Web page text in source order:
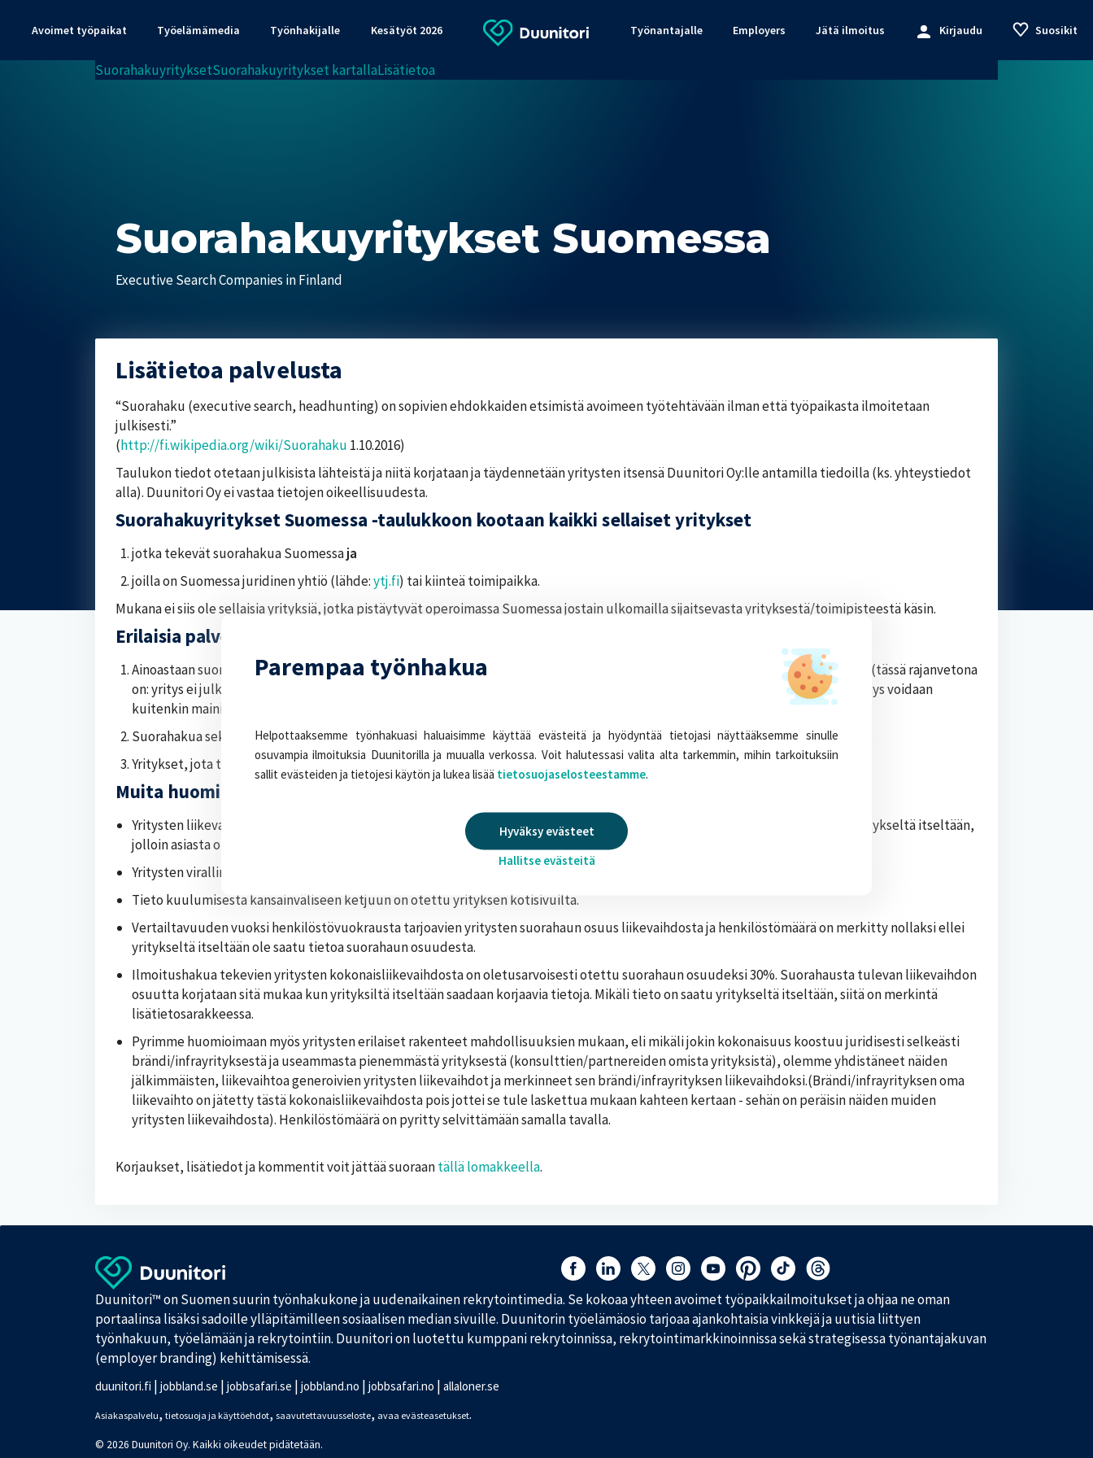
Avoimet työpaikat Työelämämedia Työnhakijalle Kesätyöt 2026 Työnantajalle Employers Jätä ilmoitus Kirjaudu Suosikit
SuorahakuyrityksetSuorahakuyritykset kartallaLisätietoa
Suorahakuyritykset Suomessa
Executive Search Companies in Finland
Lisätietoa palvelusta
“Suorahaku (executive search, headhunting) on sopivien ehdokkaiden etsimistä avoimeen työtehtävään ilman että työpaikasta ilmoitetaan
julkisesti.”
(http://fi.wikipedia.org/wiki/Suorahaku 1.10.2016)
Taulukon tiedot otetaan julkisista lähteistä ja niitä korjataan ja täydennetään yritysten itsensä Duunitori Oy:lle antamilla tiedoilla (ks. yhteystiedot
alla). Duunitori Oy ei vastaa tietojen oikeellisuudesta.
Suorahakuyritykset Suomessa -taulukkoon kootaan kaikki sellaiset yritykset
jotka tekevät suorahakua Suomessaja
joilla on Suomessa juridinen yhtiö (lähde:ytj.fi) tai kiinteä toimipaikka.
Mukana ei siis ole sellaisia yrityksiä, jotka pistäytyvät operoimassa Suomessa jostain ulkomailla sijaitsevasta yrityksestä/toimipisteestä käsin.
Erilaisia palveluja tarjoavat yritykset on merkitty taulukkoon erilaisilla symboleilla:
Ainoastaan suorahakuun ja siihen liittyvään ylimmän johdon konsultointiin keskittyvät yritykset on merkitty tähtäimen kuvalla (tässä rajanvetona
on: yritys ei julkaise ilmoituksia kotisivuillaan eikä esimerkiksi lehdissä omalla logollaan tai omalla yritys/kauppanimellään - yritys voidaan
kuitenkin mainita asiakkaan ilmoituksessa hakemuksia vastaanottavana tahona).
Suorahakua sekä ilmoitushakua ja/tai merkittävissä määrin testauspalveluja tarjoavat yritykset on merkitty megafonin kuvalla.
Yritykset, jota tarjoavat edellisten lisäksi henkilövuokrausta, on merkitty ihmisen kuvalla.
Muita huomioita tiedoista:
Yritysten liikevaihto on otettu tuoreimmasta tilinpäätöksestä, samoin henkilöstömäärä (lähde:
) tai ne on saatu yritykseltä itseltään,
jolloin asiasta on mainittu lisätietokentässä.
Yritysten virallinen nimi on otettu Kaupparekisteristä (
Tieto kuulumisesta kansainväliseen ketjuun on otettu yrityksen kotisivuilta.
Vertailtavuuden vuoksi henkilöstövuokrausta tarjoavien yritysten suorahaun osuus liikevaihdosta ja henkilöstömäärä on merkitty nollaksi ellei
yritykseltä itseltään ole saatu tietoa suorahaun osuudesta.
Ilmoitushakua tekevien yritysten kokonaisliikevaihdosta on oletusarvoisesti otettu suorahaun osuudeksi 30%. Suorahausta tulevan liikevaihdon
osuutta korjataan sitä mukaa kun yrityksiltä itseltään saadaan korjaavia tietoja. Mikäli tieto on saatu yritykseltä itseltään, siitä on merkintä
lisätietosarakkeessa.
Pyrimme huomioimaan myös yritysten erilaiset rakenteet mahdollisuuksien mukaan, eli mikäli jokin kokonaisuus koostuu juridisesti selkeästi
brändi/infrayrityksestä ja useammasta pienemmästä yrityksestä (konsulttien/partnereiden omista yrityksistä), olemme yhdistäneet näiden
jälkimmäisten, liikevaihtoa generoivien yritysten liikevaihdot ja merkinneet sen brändi/infrayrityksen liikevaihdoksi.(Brändi/infrayrityksen oma
liikevaihto on jätetty tästä kokonaisliikevaihdosta pois jottei se tule laskettua mukaan kahteen kertaan - sehän on peräisin näiden muiden
yritysten liikevaihdosta). Henkilöstömäärä on pyritty selvittämään samalla tavalla.
Korjaukset, lisätiedot ja kommentit voit jättää suoraantällä lomakkeella.
Löydät meidät myös täältä:
Duunitori™ on Suomen suurin työnhakukone ja uudenaikainen rekrytointimedia. Se kokoaa yhteen avoimet työpaikkailmoitukset ja ohjaa ne oman
portaalinsa lisäksi sadoille ylläpitämilleen sosiaalisen median sivuille. Duunitorin työelämäosio tarjoaa ajankohtaisia vinkkejä ja uutisia liittyen
työnhakuun, työelämään ja rekrytointiin. Duunitori on luotettu kumppani rekrytoinnissa, rekrytointimarkkinoinnissa sekä strategisessa työnantajakuvan
(employer branding) kehittämisessä.
duunitori.fi | jobbland.se | jobbsafari.se | jobbland.no | jobbsafari.no | allaloner.se
Asiakaspalvelu, tietosuoja ja käyttöehdot, saavutettavuusseloste, avaa evästeasetukset.
© 2026 Duunitori Oy. Kaikki oikeudet pidätetään.
Parempaa työnhakua
Helpottaaksemme työnhakuasi haluaisimme käyttää evästeitä ja hyödyntää tietojasi näyttääksemme sinulle
osuvampia ilmoituksia Duunitorilla ja muualla verkossa. Voit halutessasi valita alta tarkemmin, mihin tarkoituksiin
sallit evästeiden ja tietojesi käytön ja lukea lisää tietosuojaselosteestamme.
Hyväksy evästeet
Hallitse evästeitä